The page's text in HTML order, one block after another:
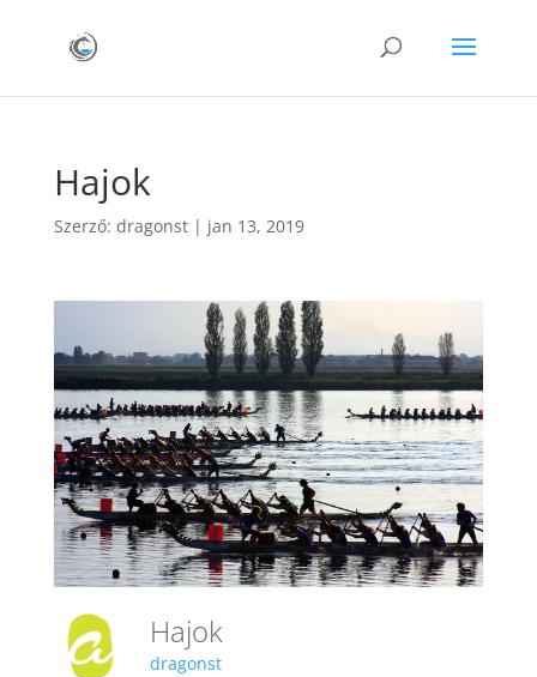
Hajok
Szerző: dragonst| jan 13, 2019
Hajok
dragonst